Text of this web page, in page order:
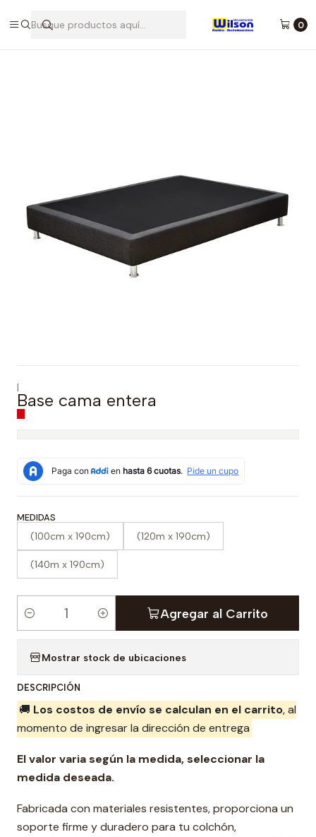
0
Buga, Rozo, Zarzal La Unión
|
Base cama entera
MEDIDAS
(100cm x 190cm) (120m x 190cm)
(140m x 190cm)
d
a
Agregar al Carrito
Mostrar stock de ubicaciones
DESCRIPCIÓN
🚚 Los costos de envío se calculan en el carrito, al
momento de ingresar la dirección de entrega
El valor varia según la medida, seleccionar la
medida deseada.
Fabricada con materiales resistentes, proporciona un
soporte firme y duradero para tu colchón,